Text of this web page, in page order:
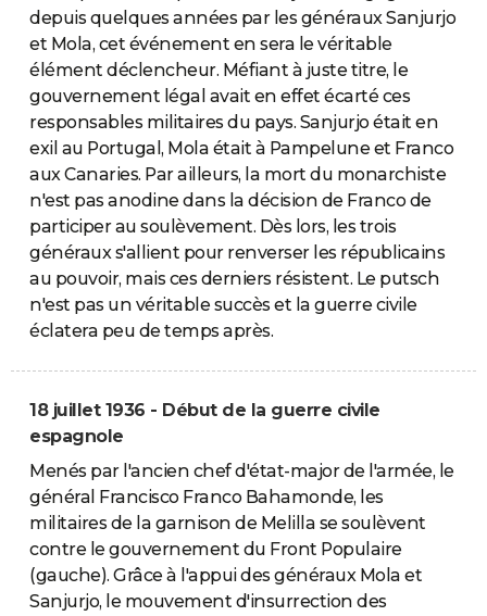
depuis quelques années par les généraux Sanjurjo
et Mola, cet événement en sera le véritable
élément déclencheur. Méfiant à juste titre, le
gouvernement légal avait en effet écarté ces
responsables militaires du pays. Sanjurjo était en
exil au Portugal, Mola était à Pampelune et Franco
aux Canaries. Par ailleurs, la mort du monarchiste
n'est pas anodine dans la décision de Franco de
participer au soulèvement. Dès lors, les trois
généraux s'allient pour renverser les républicains
au pouvoir, mais ces derniers résistent. Le putsch
n'est pas un véritable succès et la guerre civile
éclatera peu de temps après.
18 juillet 1936 - Début de la guerre civile
espagnole
Menés par l'ancien chef d'état-major de l'armée, le
général Francisco Franco Bahamonde, les
militaires de la garnison de Melilla se soulèvent
contre le gouvernement du Front Populaire
(gauche). Grâce à l'appui des généraux Mola et
Sanjurjo, le mouvement d'insurrection des